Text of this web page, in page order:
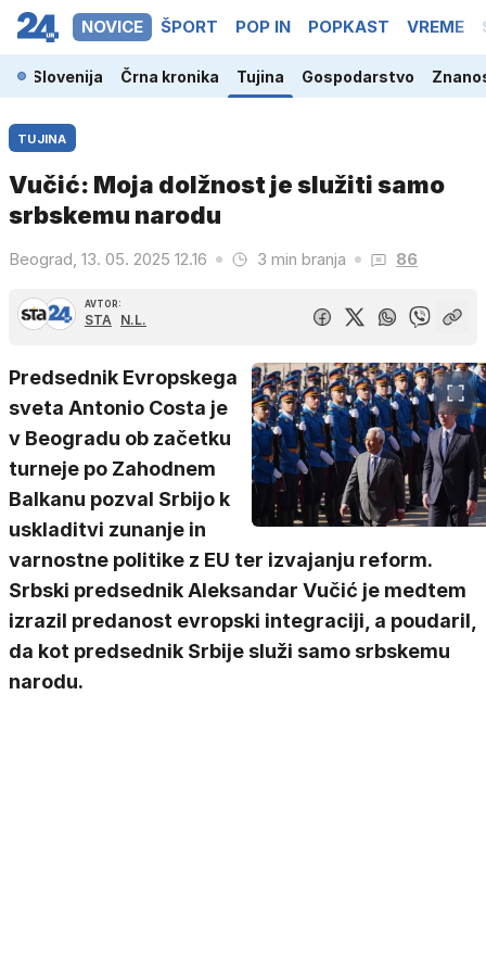
NOVICE ŠPORT POP IN POPKAST VREME
Slovenija Črna kronika Tujina Gospodarstvo
TUJINA
Vučić: Moja dolžnost je služiti samo
srbskemu narodu
Beograd, 13. 05. 2025 12.16 3 min branja 86
AVTOR:
STA N.L.
Predsednik Evropskega
sveta Antonio Costa je
v Beogradu ob začetku
turneje po Zahodnem
Balkanu pozval Srbijo k
uskladitvi zunanje in
varnostne politike z EU ter izvajanju reform.
Srbski predsednik Aleksandar Vučić je medtem
izrazil predanost evropski integraciji, a poudaril,
da kot predsednik Srbije služi samo srbskemu
narodu.